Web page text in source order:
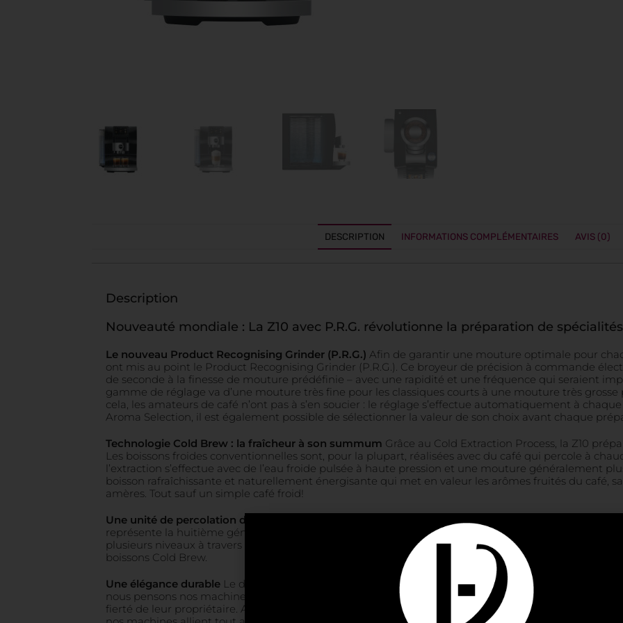
DESCRIPTION INFORMATIONS COMPLÉMENTAIRES AVIS (0)
Description
Nouveauté mondiale : La Z10 avec P.R.G. révolutionne la préparation de
Le nouveau Product Recognising Grinder (P.R.G.) Afin de garantir une mouture optimale pour
ont mis au point le Product Recognising Grinder (P.R.G.). Ce broyeur de précision à commande
de seconde à la finesse de mouture prédéfinie – avec une rapidité et une fréquence qui seraient
gamme de réglage va d’une mouture très fine pour les classiques courts à une mouture très
cela, les amateurs de café n’ont pas à s’en soucier : le réglage s’effectue automatiquement à
Aroma Selection, il est également possible de sélectionner la valeur de son choix avant chaque
Technologie Cold Brew : la fraîcheur à son summum Grâce au Cold Extraction Process, la Z10
Les boissons froides conventionnelles sont, pour la plupart, réalisées avec du café qui percole à
l’extraction s’effectue avec de l’eau froide pulsée à haute pression et une mouture généralement
boisson rafraîchissante et naturellement énergisante qui met en valeur les arômes fruités du café,
amères. Tout sauf un simple café froid!
Une unité de percolation de 8e génération
L’unité de percolation est le cour d’une machine
représente la huitième génération conçue par JURA. Avec sa technologie de percolation 3D unique,
plusieurs niveaux à travers la poudre de café. Elle tire ainsi un maximum d’arôme, aussi bien pour
boissons Cold Brew.
Une élégance durable Le design, associé à un choix judicieux de matériaux, contribue activement à
nous pensons nos machines de façon à ce que leur esthétique garde une tonalité fraîche et
fierté de leur propriétaire. Avec leur qualité sans compromis, leurs matériaux durables de qualité et